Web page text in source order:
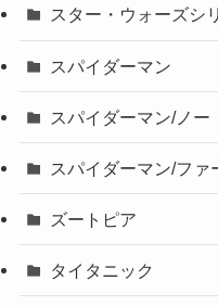
スター・ウォーズシ
スパイダーマン
スパイダーマン/ノー
スパイダーマン/ファ
ズートピア
タイタニック